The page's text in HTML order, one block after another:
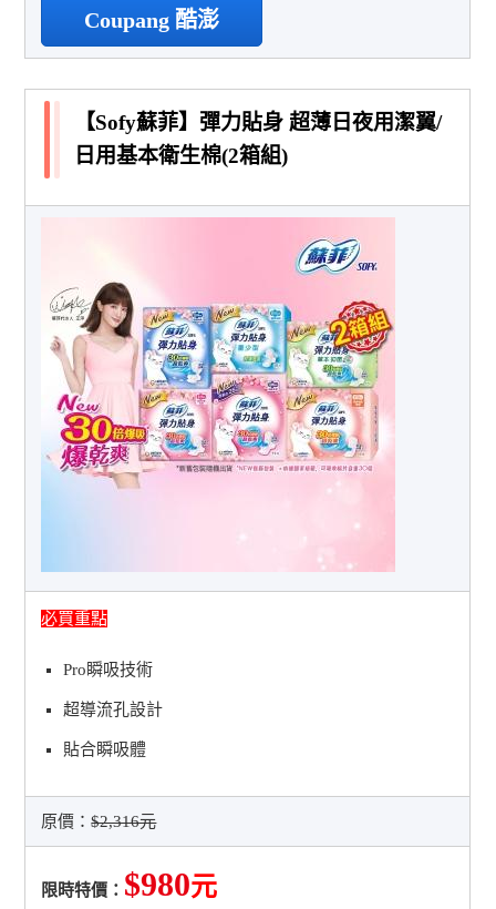
Coupang 酷澎
【Sofy蘇菲】彈力貼身 超薄日夜用潔翼/
日用基本衛生棉(2箱組)
必買重點
Pro瞬吸技術
超導流孔設計
貼合瞬吸體
原價：$2,316元
限時特價： $980元